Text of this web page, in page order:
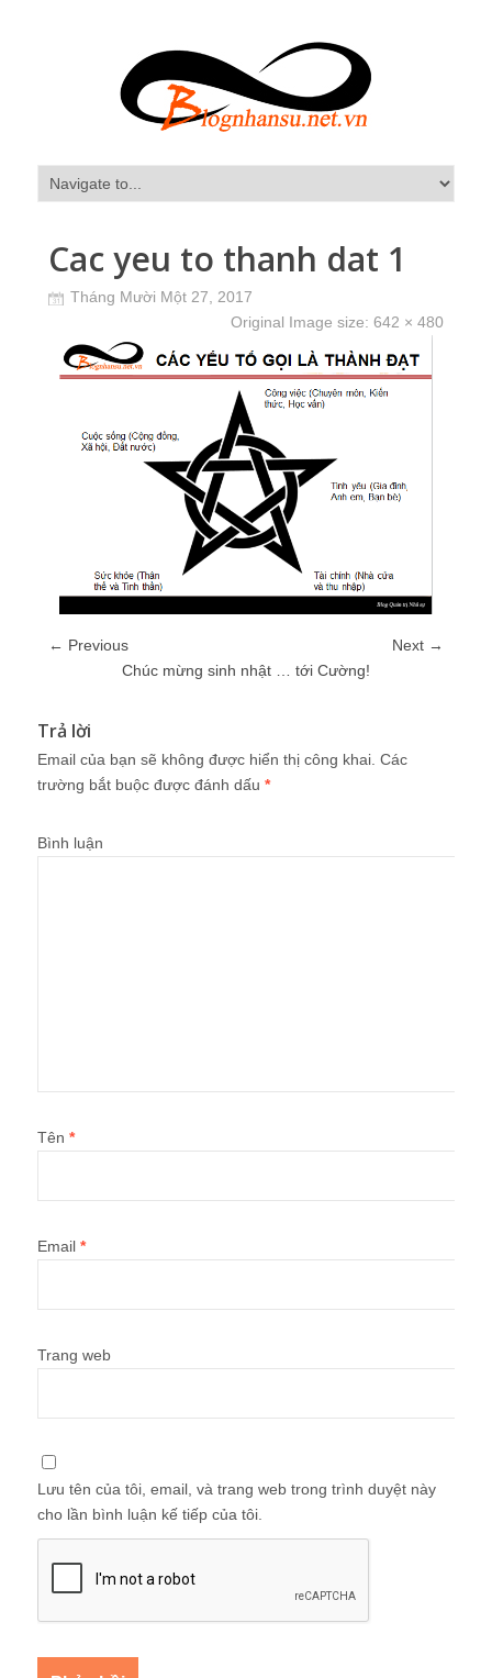
Cac yeu to thanh dat 1
Tháng Mười Một 27, 2017
Original Image size: 642 × 480
← Previous
Next →
Chúc mừng sinh nhật … tới Cường!
Trả lời
Email của bạn sẽ không được hiển thị công khai. Các
trường bắt buộc được đánh dấu *
Bình luận
Tên *
Email *
Trang web
Lưu tên của tôi, email, và trang web trong trình duyệt này
cho lần bình luận kế tiếp của tôi.